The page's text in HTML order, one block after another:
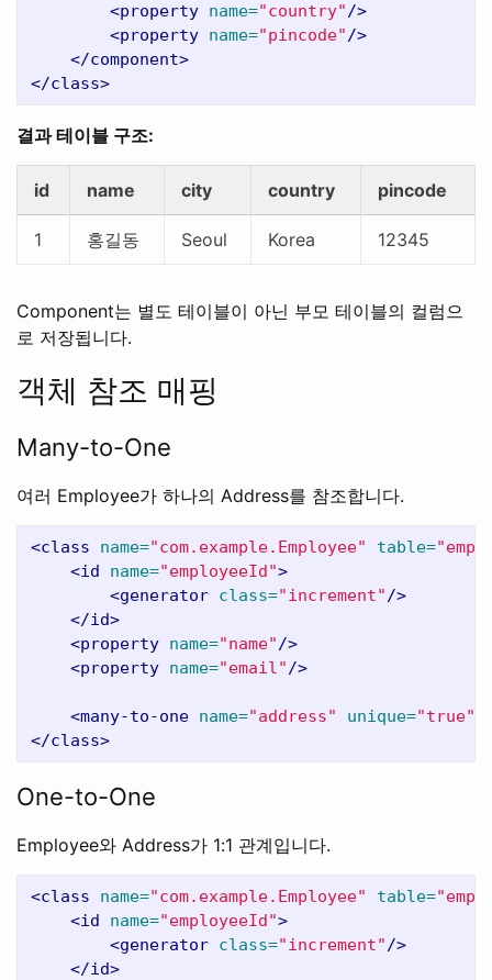
<property name="country"/>
<property name="pincode"/>
</component>
</class>
결과 테이블 구조:
id name city country pincode
1 홍길동 Seoul Korea 12345
Component는 별도 테이블이 아닌 부모 테이블의 컬럼으
로 저장됩니다.
객체 참조 매핑
Many-to-One
여러 Employee가 하나의 Address를 참조합니다.
<class name="com.example.Employee" table=
<id
name="employeeId">
<generator class="increment"/>
</id>
<property name="name"/>
<property name="email"/>
<many-to-one name="address" unique="true"
</class>
One-to-One
Employee와 Address가 1:1 관계입니다.
<class name="com.example.Employee" table=
<id
name="employeeId">
<generator class="increment"/>
</id>